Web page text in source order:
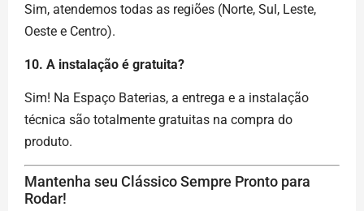
Sim, atendemos todas as regiões (Norte, Sul, Leste,
Oeste e Centro).
10. A instalação é gratuita?
Sim! Na Espaço Baterias, a entrega e a instalação
técnica são totalmente gratuitas na compra do
produto.
Mantenha seu Clássico Sempre Pronto para
Rodar!